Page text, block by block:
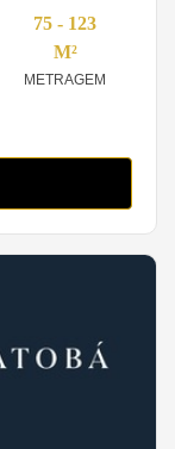
75 - 123
M²
METRAGEM